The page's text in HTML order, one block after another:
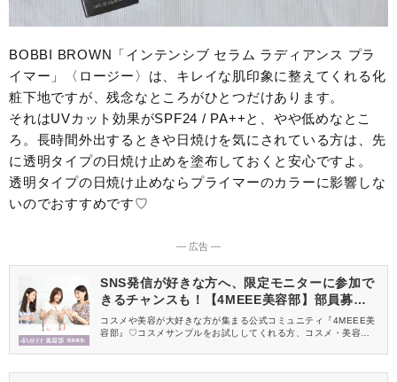
BOBBI BROWN「インテンシブ セラム ラディアンス プラ
イマー」〈ロージー〉は、キレイな肌印象に整えてくれる化
粧下地ですが、残念なところがひとつだけあります。
それはUVカット効果がSPF24 / PA++と、やや低めなとこ
ろ。長時間外出するときや日焼けを気にされている方は、先
に透明タイプの日焼け止めを塗布しておくと安心ですよ。
透明タイプの日焼け止めならプライマーのカラーに影響しな
いのでおすすめです♡
― 広告 ―
SNS発信が好きな方へ、限定モニターに参加で
きるチャンスも！【4MEEE美容部】部員募集
中
コスメや美容が大好きな方が集まる公式コミュニティ『4MEEE美
容部』♡コスメサンプルをお試ししてくれる方、コスメ・美容情報